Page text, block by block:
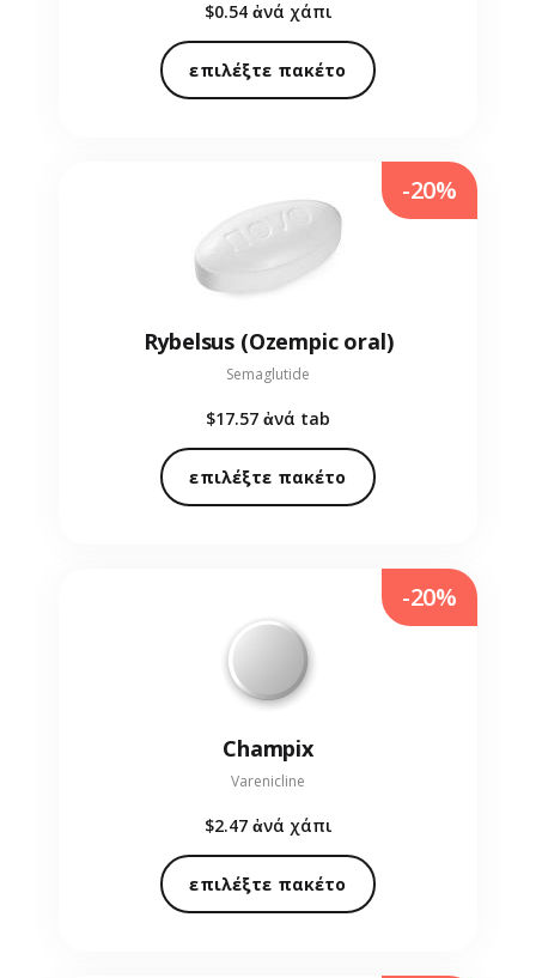
$0.54 ἀνά χάπι
επιλέξτε πακέτο
Rybelsus (Ozempic oral)
Semaglutide
$17.57 ἀνά tab
επιλέξτε πακέτο
-20%
Champix
Varenicline
$2.47 ἀνά χάπι
επιλέξτε πακέτο
-20%